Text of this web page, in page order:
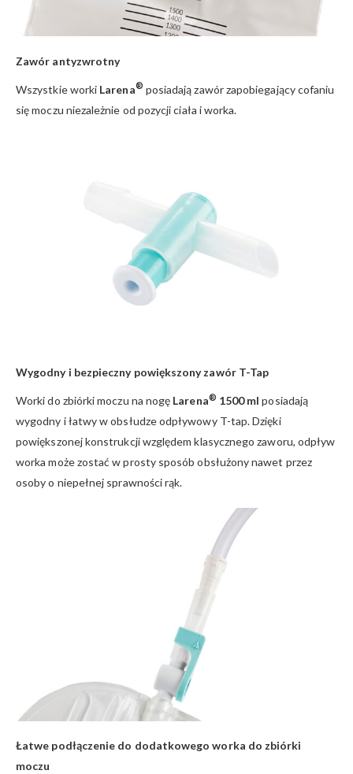
Zawór antyzwrotny
Wszystkie worki Larena® posiadają zawór zapobiegający cofaniu
się moczu niezależnie od pozycji ciała i worka.
Wygodny i bezpieczny powiększony zawór T-Tap
Worki do zbiórki moczu na nogę Larena® 1500 ml posiadają
wygodny i łatwy w obsłudze odpływowy T-tap. Dzięki
powiększonej konstrukcji względem klasycznego zaworu, odpływ
worka może zostać w prosty sposób obsłużony nawet przez
osoby o niepełnej sprawności rąk.
Łatwe podłączenie do dodatkowego worka do zbiórki
moczu